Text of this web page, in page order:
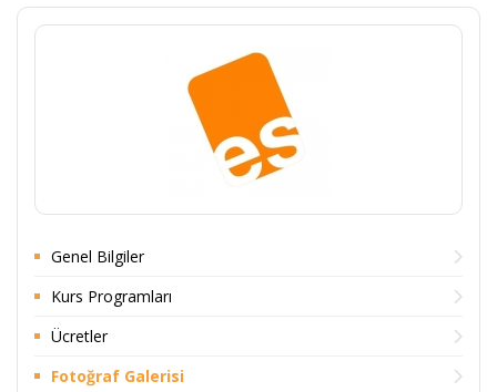
Genel Bilgiler
Kurs Programları
Ücretler
Fotoğraf Galerisi